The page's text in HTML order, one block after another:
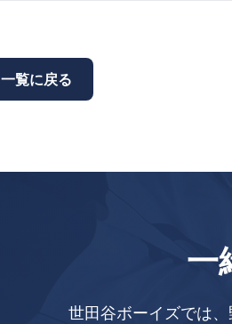
一覧に戻る
一
世田谷ボーイズでは